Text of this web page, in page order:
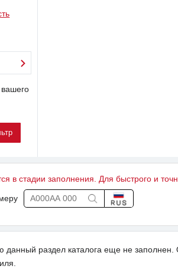
в стадии заполнения. Для быстрого и
данный раздел каталога еще не заполнен.